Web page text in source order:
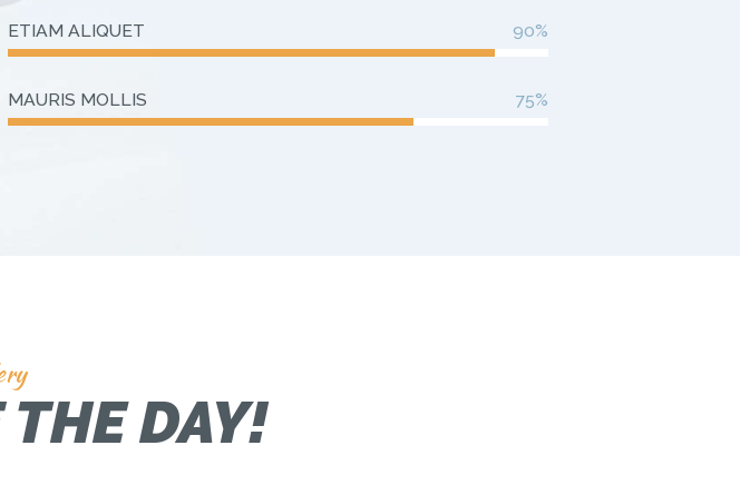
ETIAM ALIQUET 90%
MAURIS MOLLIS 75%
DAY!